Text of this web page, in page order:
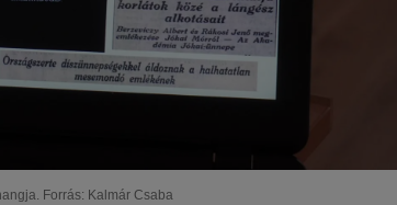
Forrás: Kalmár Csaba